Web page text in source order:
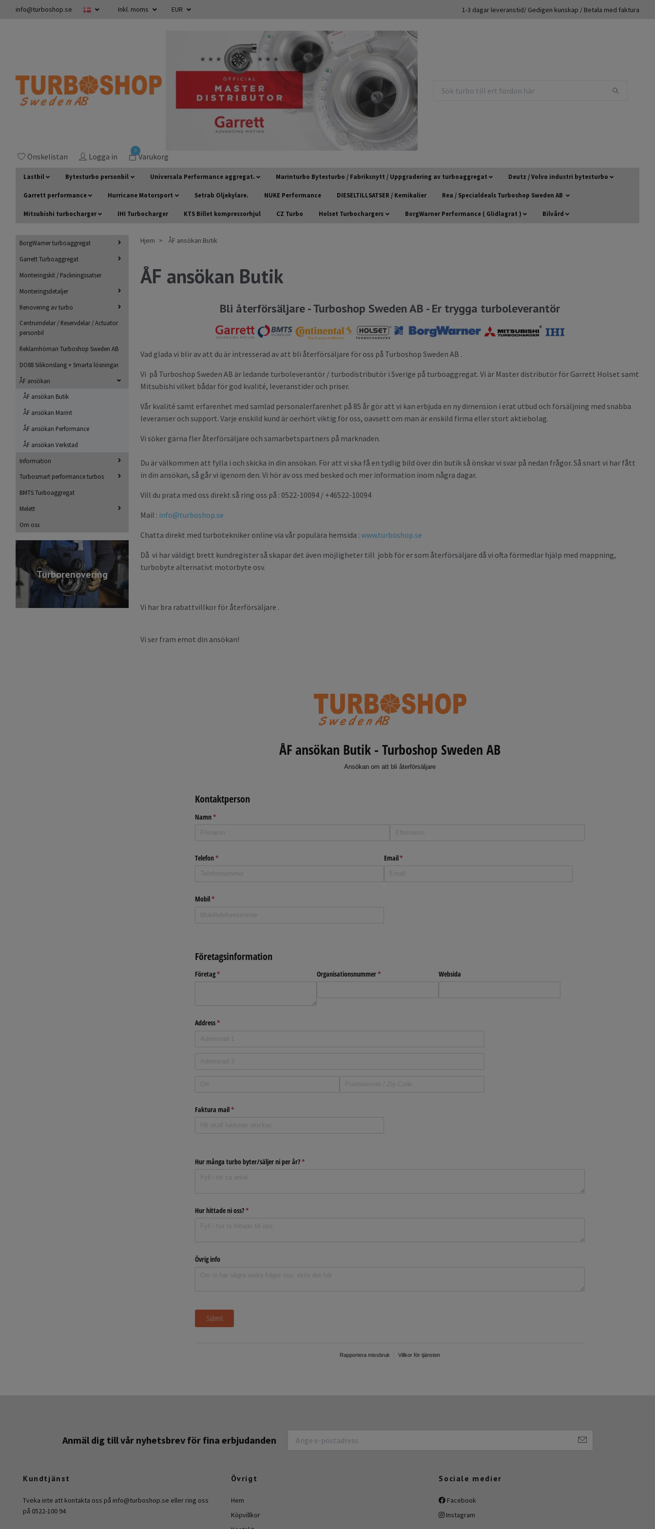
info@turboshop.se Inkl. moms EUR 1-3 dagar leveranstid/ Gedigen kunskap / Betala med faktura
Önskelistan Logga in
0
Varukorg
Lastbil Bytesturbo personbil Universala Performance aggregat. Marinturbo Bytesturbo / Fabriksnytt / Uppgradering av turboaggregat Deutz / Volvo industri bytesturbo
Garrett performance Hurricane Motorsport Setrab Oljekylare. NUKE Performance DIESELTILLSATSER / Kemikalier Rea / Specialdeals Turboshop Sweden AB
Mitsubishi turbocharger IHI Turbocharger KTS Billet kompressorhjul CZ Turbo Holset Turbochargers BorgWarner Performance ( Glidlagrat ) Bilvård
BorgWarner turboaggregat
Garrett Turboaggregat
Monteringskit / Packningssatser
Monteringsdetaljer
Renovering av turbo
Centrumdelar / Reservdelar / Actuator
personbil
Reklamhörnan Turboshop Sweden AB
DO88 Silikonslang + Smarta lösningar.
ÅF ansökan
ÅF ansökan Butik
ÅF ansökan Marint
ÅF ansökan Performance
ÅF ansökan Verkstad
Information
Turbosmart performance turbos
BMTS Turboaggregat
Melett
Om oss
Turborenovering
Hjem ÅF ansökan Butik
ÅF ansökan Butik
Bli återförsäljare - Turboshop Sweden AB - Er trygga turboleverantör
Vad glada vi blir av att du är intresserad av att bli återförsäljare för oss på Turboshop Sweden AB .
Vi på Turboshop Sweden AB är ledande turboleverantör / turbodistributör i Sverige på turboaggregat. Vi är Master distributör för Garrett Holset samt
Mitsubishi vilket bådar för god kvalité, leveranstider och priser.
Vår kvalité samt erfarenhet med samlad personalerfarenhet på 85 år gör att vi kan erbjuda en ny dimension i erat utbud och försäljning med snabba
leveranser och support. Varje enskild kund är oerhört viktig för oss, oavsett om man är enskild firma eller stort aktiebolag.
Vi söker gärna fler återförsäljare och samarbetspartners på marknaden.
Du är välkommen att fylla i och skicka in din ansökan. För att vi ska få en tydlig bild över din butik så önskar vi svar på nedan frågor. Så snart vi har fått
in din ansökan, så går vi igenom den. Vi hör av oss med besked och mer information inom några dagar.
Vill du prata med oss direkt så ring oss på : 0522-10094 / +46522-10094
Mail : info@turboshop.se
Chatta direkt med turbotekniker online via vår populära hemsida : www.turboshop.se
Då vi har väldigt brett kundregister så skapar det även möjligheter till jobb för er som återförsäljare då vi ofta förmedlar hjälp med mappning,
turbobyte alternativt motorbyte osv.
Vi har bra rabattvillkor för återförsäljare .
Vi ser fram emot din ansökan!
Anmäl dig till vår nyhetsbrev för fina erbjudanden
Kundtjänst
Tveka inte att kontakta oss på info@turboshop.se eller ring oss
på 0522-100 94
Övrigt
Hem
Köpvillkor
Sociale medier
Facebook
Instagram